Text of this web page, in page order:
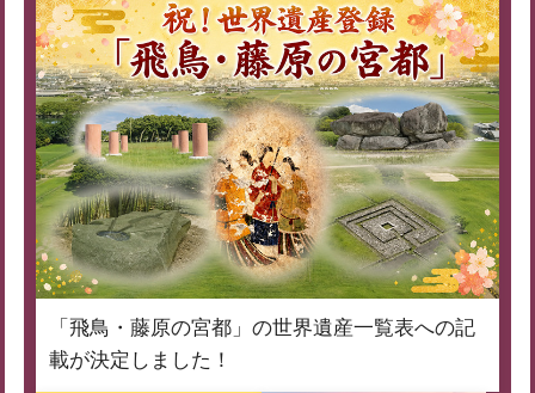
「飛鳥・藤原の宮都」の世界遺産一覧表への記
載が決定しました！